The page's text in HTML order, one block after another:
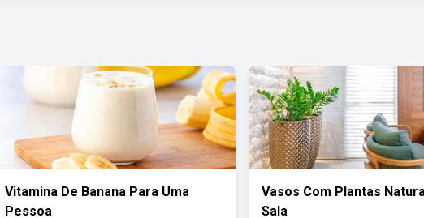
Vitamina De Banana Para Uma
Pessoa
Vasos Com Plantas
Sala